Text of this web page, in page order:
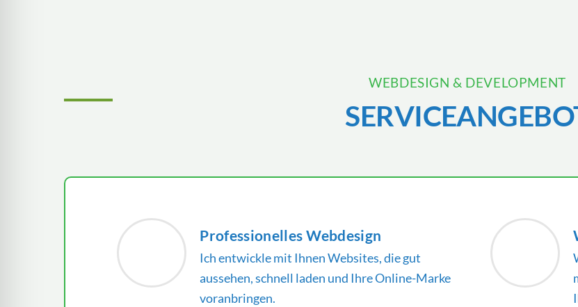
WEBDESIGN & DEVELOPMENT
Professionelles Webdesign
Ich entwickle mit Ihnen Websites, die gut
aussehen, schnell laden und Ihre Online-Marke
voranbringen.